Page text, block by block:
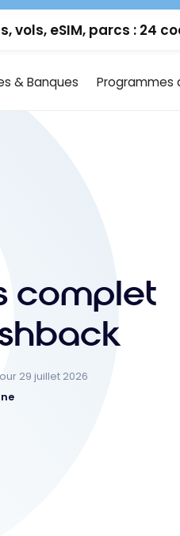
vols, eSIM, parcs : 24
& Banques Programmes
complet
29 juillet 2026